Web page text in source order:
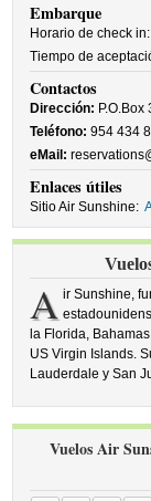
Embarque
Horario de check
Tiempo de
Contactos
Dirección:
Teléfono: 954 434
eMail:
Enlaces útiles
Sitio Air Sunshine:
A ir Sunshine,
la Florida,
US Virgin Islands.
Lauderdale y San
Vuelos Air